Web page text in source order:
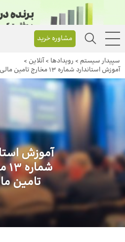
مشاوره خرید
سپیدار سیستم > رویداد‌ها >آنلاین >
آموزش استاندارد شماره 13 مخارج تامین مالی
آموزش
تامین